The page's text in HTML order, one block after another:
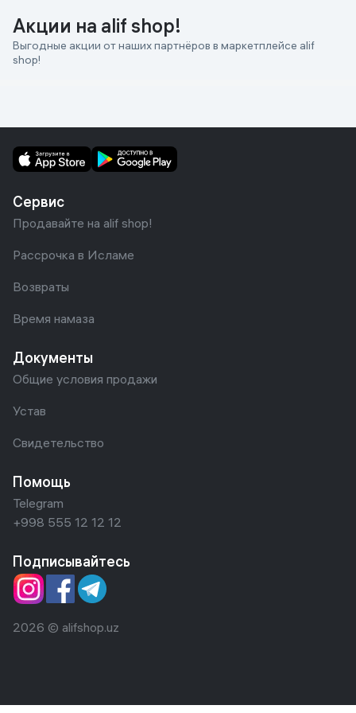
Акции на alif shop!
Выгодные акции от наших партнёров в маркетплейсе alif
shop!
Сервис
Продавайте на alif shop!
Рассрочка в Исламе
Возвраты
Время намаза
Документы
Общие условия продажи
Устав
Свидетельство
Помощь
Telegram
+998 555 12 12 12
Подписывайтесь
2026 © alifshop.uz